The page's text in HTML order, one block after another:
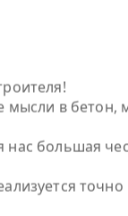
мысли в бетон,
большая
точно